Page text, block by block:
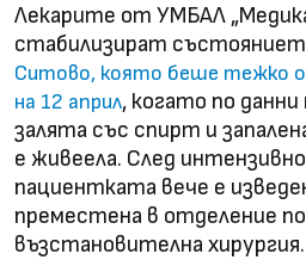
Лекарите от УМБАЛ
стабилизират
Ситово, която беше тежко
на 12 април, когато по
залята със спирт и
е живеела. След
пациентката вече е
преместена в отделение
възстановителна хирургия.